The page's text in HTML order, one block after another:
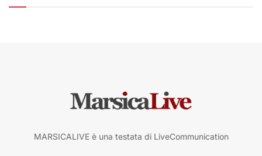
MARSICALIVE è una testata di LiveCommunication